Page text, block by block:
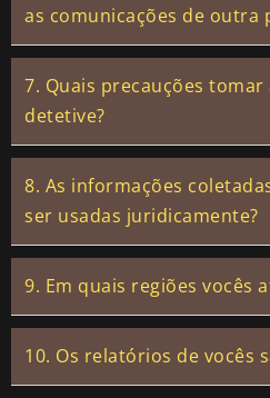
as comunicações de outra
7. Quais precauções
detetive?
8. As informações
ser usadas juridicamente?
9. Em quais regiões vocês
10. Os relatórios de vocês